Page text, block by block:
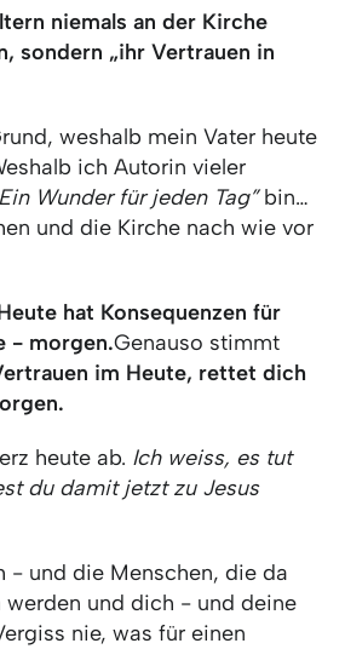
niemals an der Kirche
sondern „ihr Vertrauen in
weshalb mein Vater heute
ich Autorin vieler
Wunder für jeden Tag”bin…
und die Kirche nach wie vor
hat Konsequenzen für
- morgen.Genauso stimmt
im Heute, rettet dich
heute ab. Ich weiss, es tut
du damit jetzt zu Jesus
- und die Menschen, die da
werden und dich - und deine
nie, was für einen